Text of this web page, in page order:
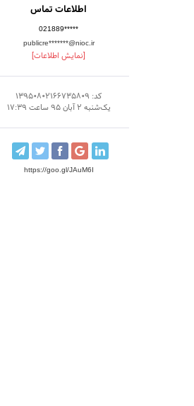
اطلاعات تماس
021889*****
publicre*******@nioc.ir
[نمایش اطلاعات]
کد: 13950802166735809
یک‌شنبه 2 آبان 95 ساعت 17:39
https://goo.gl/JAuM6I